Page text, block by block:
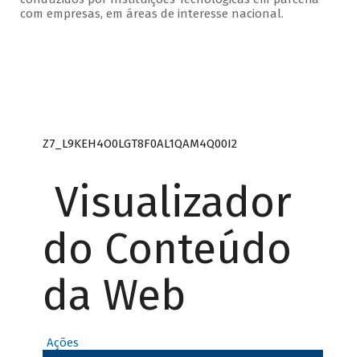
com empresas, em áreas de interesse nacional.
Z7_L9KEH4O0LGT8F0AL1QAM4Q00I2
Visualizador
do Conteúdo
da Web
Ações